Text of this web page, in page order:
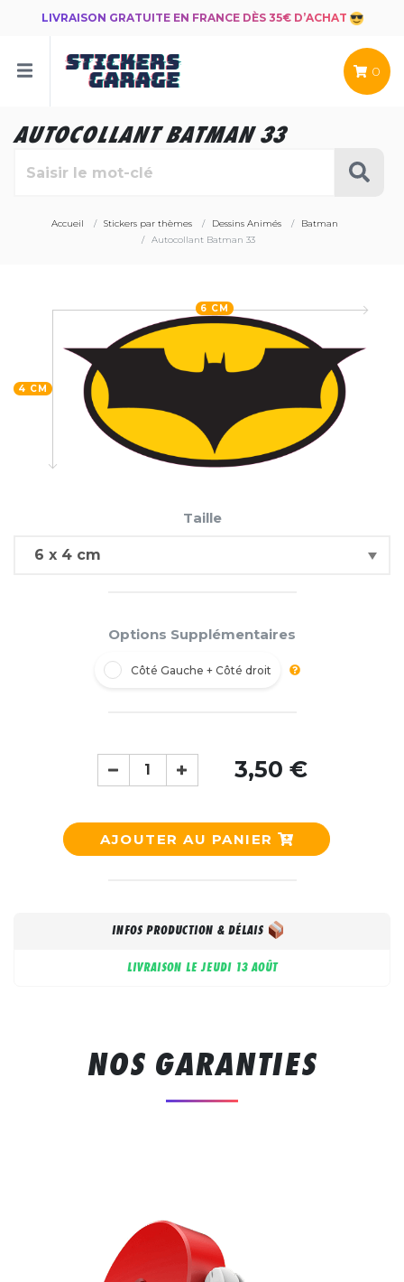
LIVRAISON GRATUITE EN FRANCE DÈS 35€ D’ACHAT
0
AUTOCOLLANT BATMAN 33
Accueil Stickers par thèmes Dessins Animés
Batman
Autocollant Batman 33
4 CM
6 CM
Taille
Options Supplémentaires
Côté Gauche + Côté droit
3,50 €
AJOUTER AU PANIER
INFOS PRODUCTION & DÉLAIS
LIVRAISON LEJEUDI 13 AOÛT
NOS GARANTIES